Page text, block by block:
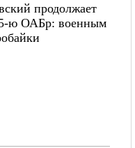
продолжает
ю ОАБр: военным